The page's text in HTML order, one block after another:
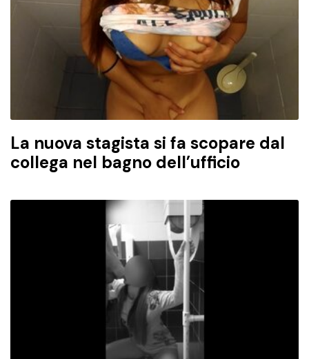
La nuova stagista si fa scopare dal
collega nel bagno dell’ufficio